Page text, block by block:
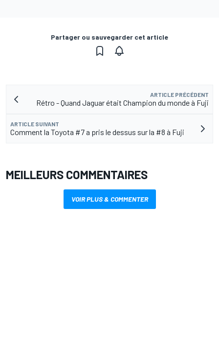
Partager ou sauvegarder cet article
ARTICLE PRÉCÉDENT
Rétro - Quand Jaguar était Champion du monde à Fuji
ARTICLE SUIVANT
Comment la Toyota #7 a pris le dessus sur la #8 à Fuji
MEILLEURS COMMENTAIRES
VOIR PLUS & COMMENTER